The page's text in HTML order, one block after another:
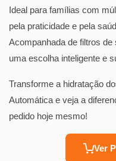
Ideal para famílias com
pela praticidade e pela
Acompanhada de filtros
uma escolha inteligente e
Transforme a hidratação
Automática e veja a
pedido hoje mesmo!
Ver